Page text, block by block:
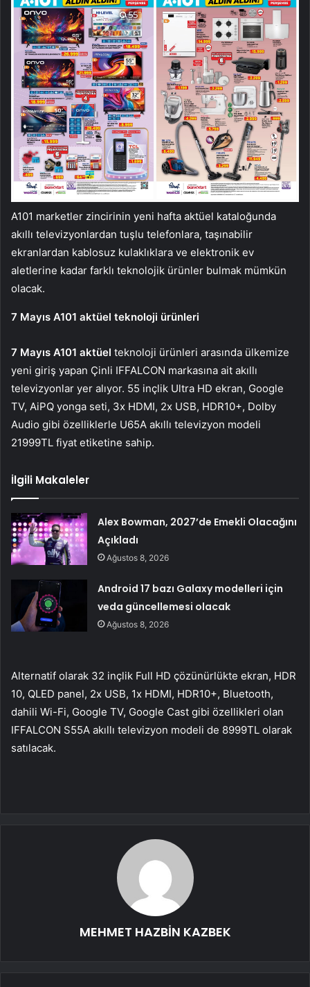
A101 marketler zincirinin yeni hafta aktüel kataloğunda
akıllı televizyonlardan tuşlu telefonlara, taşınabilir
ekranlardan kablosuz kulaklıklara ve elektronik ev
aletlerine kadar farklı teknolojik ürünler bulmak mümkün
olacak.
7 Mayıs A101 aktüel teknoloji ürünleri
7 Mayıs A101 aktüel teknoloji ürünleri arasında ülkemize
yeni giriş yapan Çinli IFFALCON markasına ait akıllı
televizyonlar yer alıyor. 55 inçlik Ultra HD ekran, Google
TV, AiPQ yonga seti, 3x HDMI, 2x USB, HDR10+, Dolby
Audio gibi özelliklerle U65A akıllı televizyon modeli
21999TL fiyat etiketine sahip.
İlgili Makaleler
Alex Bowman, 2027’de Emekli Olacağını
Açıkladı
Ağustos 8, 2026
Android 17 bazı Galaxy modelleri için
veda güncellemesi olacak
Ağustos 8, 2026
Alternatif olarak 32 inçlik Full HD çözünürlükte ekran, HDR
10, QLED panel, 2x USB, 1x HDMI, HDR10+, Bluetooth,
dahili Wi-Fi, Google TV, Google Cast gibi özellikleri olan
IFFALCON S55A akıllı televizyon modeli de 8999TL olarak
satılacak.
MEHMET HAZBİN KAZBEK